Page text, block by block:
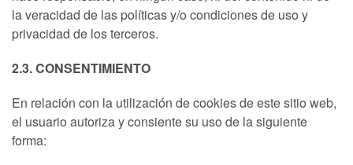
la veracidad de las políticas y/o condiciones de uso y
privacidad de los terceros.
2.3. CONSENTIMIENTO
En relación con la utilización de cookies de este sitio web,
el usuario autoriza y consiente su uso de la siguiente
forma: